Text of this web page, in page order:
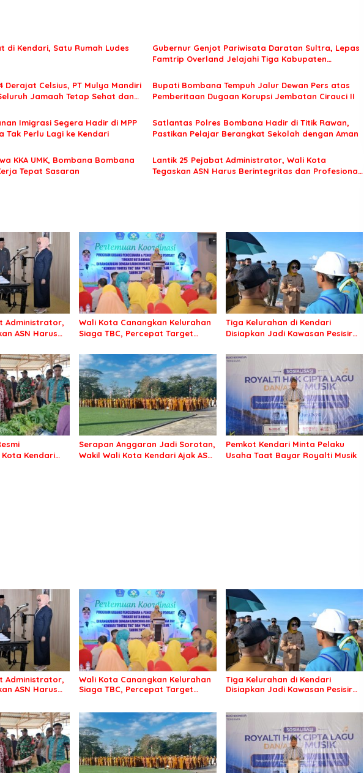
di Kendari, Satu Rumah Ludes
Gubernur Genjot Pariwisata Daratan Sultra, Lepas
Famtrip Overland Jelajahi Tiga Kabupaten
Derajat Celsius, PT Mulya Mandiri
Jamaah Tetap Sehat dan
Bupati Bombana Tempuh Jalur Dewan Pers atas
Pemberitaan Dugaan Korupsi Jembatan Cirauci II
Imigrasi Segera Hadir di MPP
Tak Perlu Lagi ke Kendari
Satlantas Polres Bombana Hadir di Titik Rawan,
Pastikan Pelajar Berangkat Sekolah dengan Aman
KKA UMK, Bombana Bombana
Tepat Sasaran
Lantik 25 Pejabat Administrator, Wali Kota
Tegaskan ASN Harus Berintegritas dan Profesional
Administrator,
ASN Harus
Wali Kota Canangkan Kelurahan
Siaga TBC, Percepat Target
Tiga Kelurahan di Kendari
Disiapkan Jadi Kawasan Pesisir
Kendari
Serapan Anggaran Jadi Sorotan,
Wakil Wali Kota Kendari Ajak ASN
Pemkot Kendari Minta Pelaku
Usaha Taat Bayar Royalti Musik
Administrator,
ASN Harus
Wali Kota Canangkan Kelurahan
Siaga TBC, Percepat Target
Tiga Kelurahan di Kendari
Disiapkan Jadi Kawasan Pesisir